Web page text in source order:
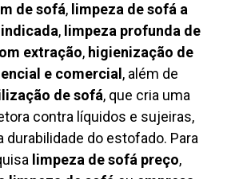
de sofá, limpeza de sofá a
, limpeza profunda de
extração, higienização de
e comercial , além de
de sofá, que cria uma
contra líquidos e sujeiras,
durabilidade do estofado. Para
limpeza de sofá preço,